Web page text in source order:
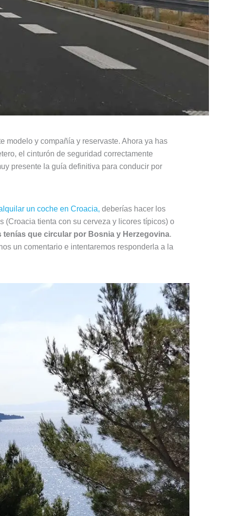
modelo y compañía y reservaste. Ahora ya has
el cinturón de seguridad correctamente
presente la guía definitiva para conducir por
un coche en Croacia, deberías hacer los
(Croacia tienta con su cerveza y licores típicos) o
tenías que circular por Bosnia y Herzegovina.
un comentario e intentaremos responderla a la